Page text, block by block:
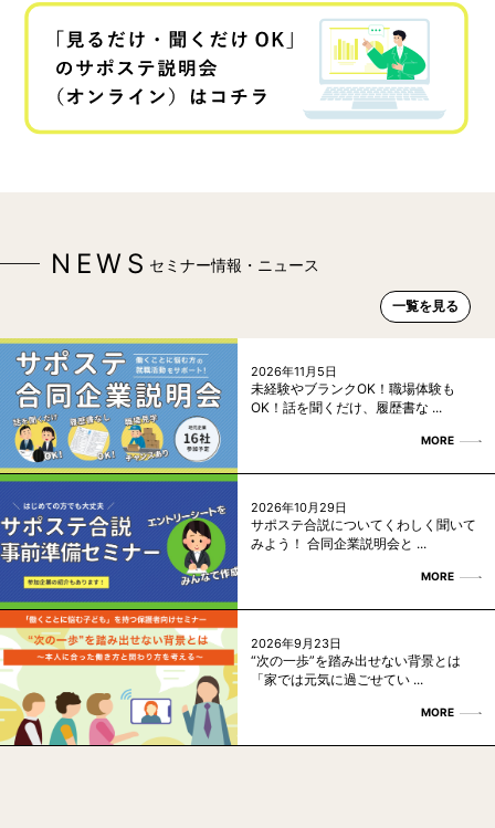
NEWS セミナー情報・ニュース
一覧を見る
2026年11月5日
未経験やブランクOK！職場体験も
OK！話を聞くだけ、履歴書な ...
MORE
2026年10月29日
サポステ合説についてくわしく聞いて
みよう！ 合同企業説明会と ...
MORE
2026年9月23日
“次の一歩”を踏み出せない背景とは
「家では元気に過ごせてい ...
MORE